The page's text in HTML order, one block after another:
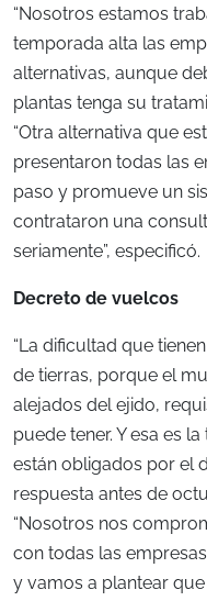
“Nosotros estamos
temporada alta las
alternativas, aunque
plantas tenga su
“Otra alternativa que
presentaron todas las
paso y promueve un
contrataron una
seriamente”, especificó.
Decreto de vuelcos
“La dificultad que
de tierras, porque el
alejados del ejido,
puede tener. Y esa es
están obligados por el
respuesta antes de
“Nosotros nos
con todas las
y vamos a plantear